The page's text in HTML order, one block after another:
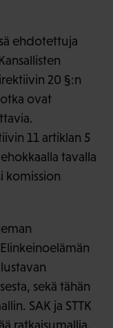
ehdotettuja
20 §:n
ovat
11 artiklan 5
tavalla
komission
sekä tähän
SAK ja STTK
ratkaisumallia.